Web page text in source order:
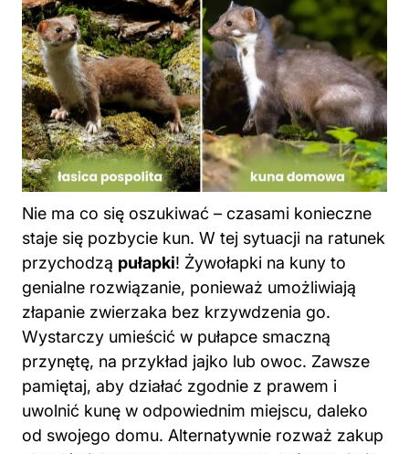
Nie ma co się oszukiwać – czasami konieczne
staje się pozbycie kun. W tej sytuacji na ratunek
przychodząpułapki! Żywołapki na kuny to
genialne rozwiązanie, ponieważ umożliwiają
złapanie zwierzaka bez krzywdzenia go.
Wystarczy umieścić w pułapce smaczną
przynętę, na przykład jajko lub owoc. Zawsze
pamiętaj, aby działać zgodnie z prawem i
uwolnić kunę w odpowiednim miejscu, daleko
od swojego domu. Alternatywnie rozważ zakup
ultradźwiękowego odstraszacza, który emituje
dźwięki płoszące kuny, a przy tym są one